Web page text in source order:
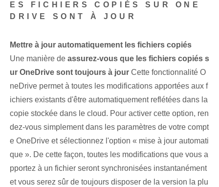
ES FICHIERS COPIÉS SUR ONE
DRIVE SONT À JOUR
Mettre à jour automatiquement les fichiers copiés
Une⁢ manière de assurez-vous que les fichiers copiés s
ur OneDrive sont toujours à jour Cette fonctionnalité O
neDrive permet à toutes les modifications apportées aux f
ichiers existants d'être automatiquement reflétées dans la
copie stockée dans le cloud. Pour activer cette option, ren
dez-vous simplement dans les paramètres de votre compt
e OneDrive et sélectionnez l'option « mise à jour automati
que ». De cette façon, toutes les modifications que vous a
pportez à un fichier seront synchronisées instantanément
et vous serez sûr de toujours disposer de la version la plu